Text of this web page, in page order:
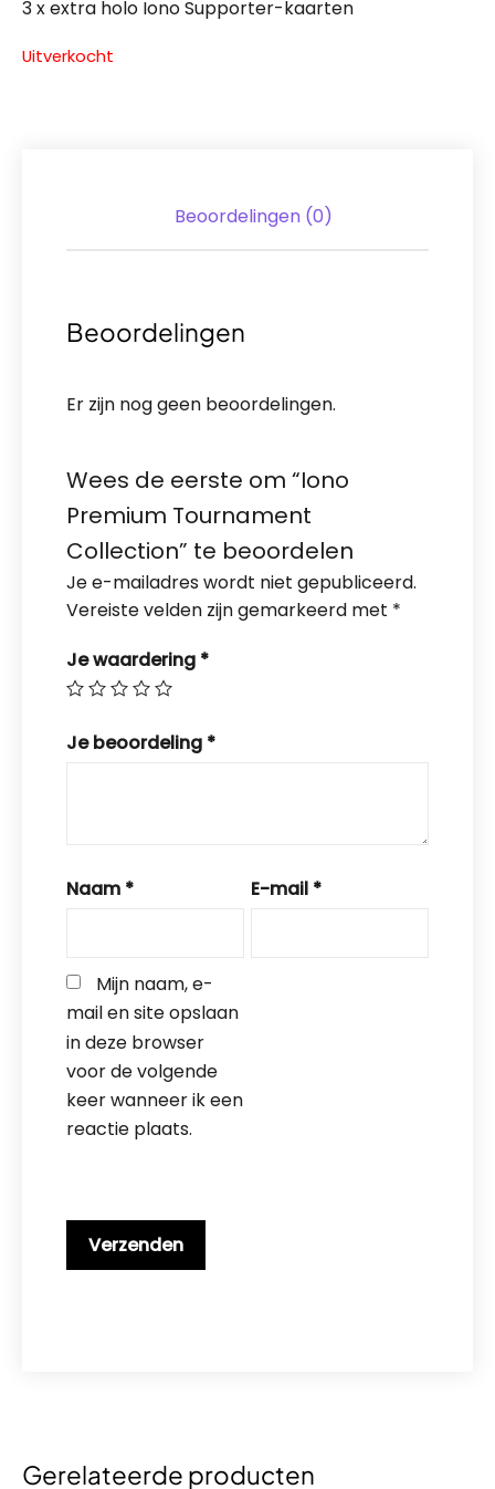
3 x extra holo Iono Supporter-kaarten
Uitverkocht
Beoordelingen (0)
Beoordelingen
Er zijn nog geen beoordelingen.
Wees de eerste om “Iono
Premium Tournament
Collection” te beoordelen
Je e-mailadres wordt niet gepubliceerd.
Vereiste velden zijn gemarkeerd met *
Je waardering *
Je beoordeling *
Naam * E-mail *
Mijn naam, e-
mail en site opslaan
in deze browser
voor de volgende
keer wanneer ik een
reactie plaats.
Gerelateerde producten